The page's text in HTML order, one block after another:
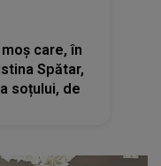
care, în
Spătar,
soțului, de